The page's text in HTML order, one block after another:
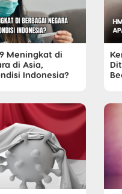
Meningkat di
di Asia,
Indonesia?